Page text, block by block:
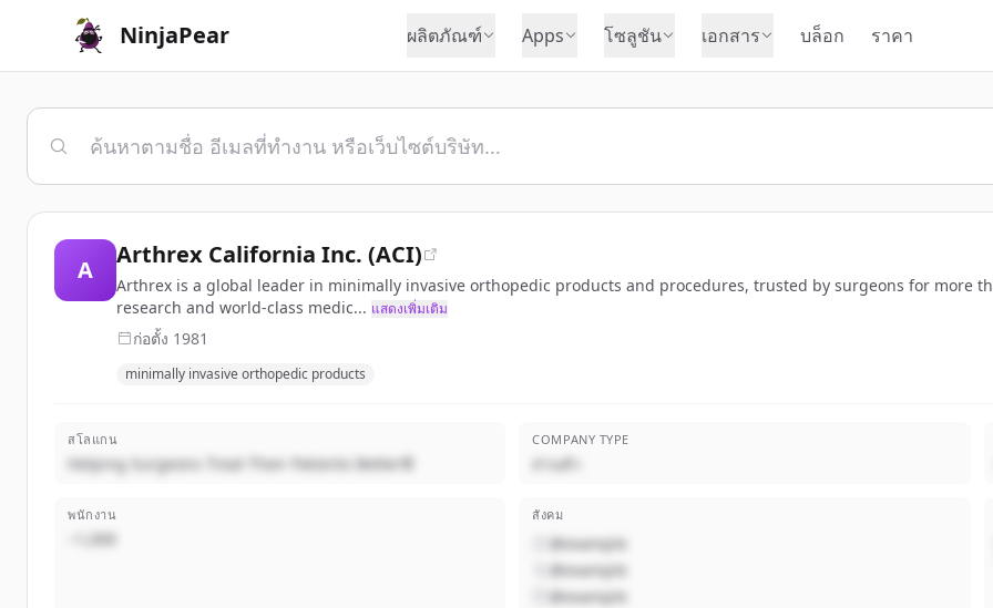
NinjaPear ผลิตภัณฑ์ Apps โซลูชัน เอกสาร บล็อก ราคา
A
Arthrex California Inc. (ACI)
Arthrex is a global leader in minimally invasive orthopedic products and procedures, trusted by surgeons for more
research and world-class medic... แสดงเพิ่มเติม
ก่อตั้ง 1981
minimally invasive orthopedic products
สโลแกน
Helping Surgeons Treat Their Patients Better®
COMPANY TYPE
ส่วนตัว
พนักงาน
~1,000
สังคม
@example
@example
@example